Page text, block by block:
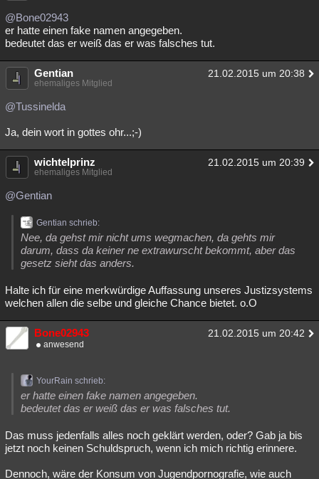
@Bone02943
er hatte einen fake namen angegeben.
bedeutet das er weiß das er was falsches tut.
Gentian 21.02.2015 um 20:38
ehemaliges Mitglied
@Tussinelda
Ja, dein wort in gottes ohr...;-)
wichtelprinz 21.02.2015 um 20:39
ehemaliges Mitglied
@Gentian
Gentian schrieb:
Nee, da gehst mir nicht ums wegmachen, da gehts mir
darum, dass da keiner ne extrawurscht bekommt, aber das
gesetz sieht das anders.
Halte ich für eine merkwürdige Auffassung unseres Justizsystems
welchen allen die selbe und gleiche Chance bietet. o.O
Bone02943 21.02.2015 um 20:42
anwesend
YourRain schrieb:
er hatte einen fake namen angegeben.
bedeutet das er weiß das er was falsches tut.
Das muss jedenfalls alles noch geklärt werden, oder? Gab ja bis
jetzt noch keinen Schuldspruch, wenn ich mich richtig erinnere.
Dennoch, wäre der Konsum von Jugendpornografie, wie auch